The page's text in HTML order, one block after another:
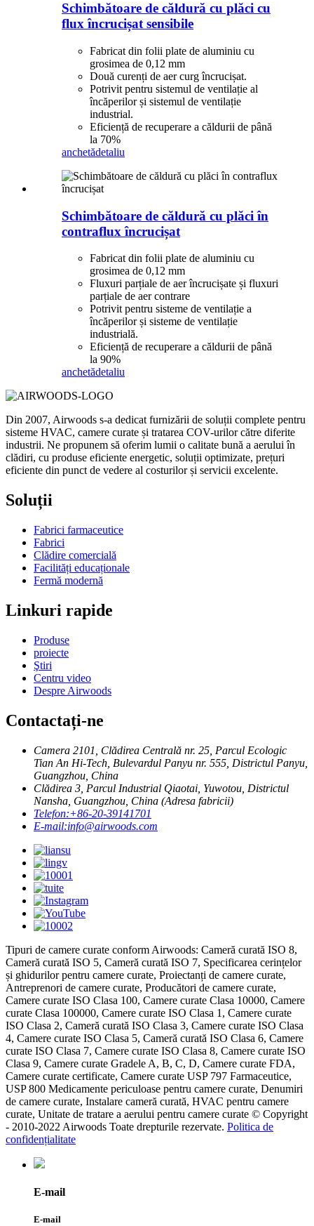
Schimbătoare de căldură cu plăci cu
flux încrucișat sensibile
Fabricat din folii plate de aluminiu cu
grosimea de 0,12 mm
Două curenți de aer curg încrucișat.
Potrivit pentru sistemul de ventilație al
încăperilor și sistemul de ventilație
industrial.
Eficiență de recuperare a căldurii de până
la 70%
anchetădetaliu
Schimbătoare de căldură cu plăci în
contraflux încrucișat
Fabricat din folii plate de aluminiu cu
grosimea de 0,12 mm
Fluxuri parțiale de aer încrucișate și fluxuri
parțiale de aer contrare
Potrivit pentru sisteme de ventilație a
încăperilor și sisteme de ventilație
industrială.
Eficiență de recuperare a căldurii de până
la 90%
anchetădetaliu
Din 2007, Airwoods s-a dedicat furnizării de soluții complete pentru
sisteme HVAC, camere curate și tratarea COV-urilor către diferite
industrii. Ne propunem să oferim lumii o calitate bună a aerului în
clădiri, cu produse eficiente energetic, soluții optimizate, prețuri
eficiente din punct de vedere al costurilor și servicii excelente.
Soluții
Fabrici farmaceutice
Fabrici
Clădire comercială
Facilități educaționale
Fermă modernă
Linkuri rapide
Produse
proiecte
Ştiri
Centru video
Despre Airwoods
Contactați-ne
Camera 2101, Clădirea Centrală nr. 25, Parcul Ecologic
Tian An Hi-Tech, Bulevardul Panyu nr. 555, Districtul Panyu,
Guangzhou, China
Clădirea 3, Parcul Industrial Qiaotai, Yuwotou, Districtul
Nansha, Guangzhou, China (Adresa fabricii)
Telefon:+86-20-39141701
E-mail:info@airwoods.com
Tipuri de camere curate conform Airwoods: Cameră curată ISO 8,
Cameră curată ISO 5, Cameră curată ISO 7, Specificarea cerințelor
și ghidurilor pentru camere curate, Proiectanți de camere curate,
Antreprenori de camere curate, Producători de camere curate,
Camere curate ISO Clasa 100, Camere curate Clasa 10000, Camere
curate Clasa 100000, Camere curate ISO Clasa 1, Camere curate
ISO Clasa 2, Cameră curată ISO Clasa 3, Camere curate ISO Clasa
4, Camere curate ISO Clasa 5, Cameră curată ISO Clasa 6, Camere
curate ISO Clasa 7, Camere curate ISO Clasa 8, Camere curate ISO
Clasa 9, Camere curate Gradele A, B, C, D, Camere curate FDA,
Camere curate certificate, Camere curate USP 797 Farmaceutice,
USP 800 Medicamente periculoase pentru camere curate, Denumiri
de camere curate, Instalare cameră curată, HVAC pentru camere
curate, Unitate de tratare a aerului pentru camere curate © Copyright
- 2010-2022 Airwoods Toate drepturile rezervate. Politica de
confidențialitate
E-mail
E-mail